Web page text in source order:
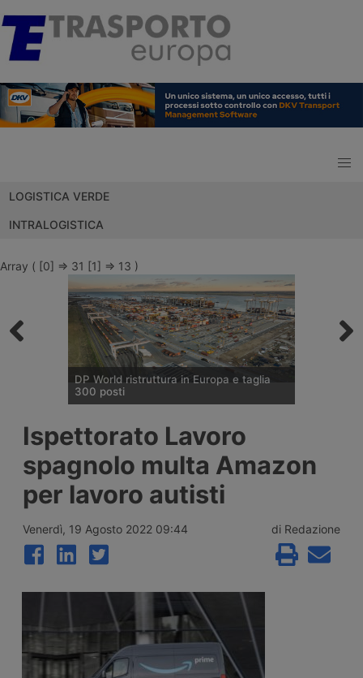
LOGISTICA VERDE
INTRALOGISTICA
Array ( [0] => 31 [1] => 13 )
DP World ristruttura in Europa e taglia
300 posti
attività europee dopo l’uscita di tre dirigenti
senior, mentre Londra e Anversa registrano
volumi record e il gruppo prosegue gli
investimenti tra Svizzera, Golfo, Siria e
Regno Unito.
Ispettorato Lavoro
spagnolo multa Amazon
per lavoro autisti
Venerdì, 19 Agosto 2022 09:44 di Redazione